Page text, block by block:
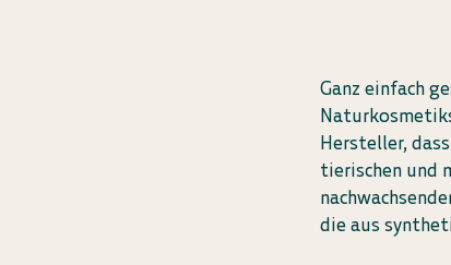
Ganz einfach
Hersteller,
tierischen und
die aus